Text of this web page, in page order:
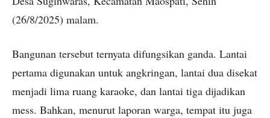
(26/8/2025) malam.
Bangunan tersebut ternyata difungsikan ganda. Lantai
pertama digunakan untuk angkringan, lantai dua disekat
menjadi lima ruang karaoke, dan lantai tiga dijadikan
mess. Bahkan, menurut laporan warga, tempat itu juga